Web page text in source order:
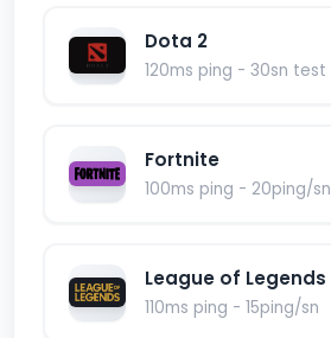
Dota 2
120ms ping - 30sn test
Fortnite
100ms ping - 20ping/sn
League of Legends
110ms ping - 15ping/sn